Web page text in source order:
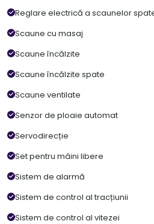
Reglare electrică a scaunelor
Scaune cu masaj
Scaune încălzite
Scaune încălzite spate
Scaune ventilate
Senzor de ploaie automat
Servodirecție
Set pentru mâini libere
Sistem de alarmă
Sistem de control al tracțiunii
Sistem de control al vitezei